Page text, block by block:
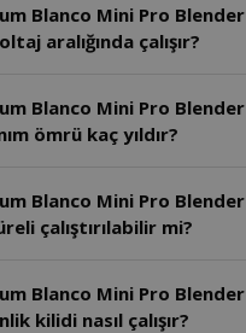
Blanco Mini Pro Blender
aralığında çalışır?
Blanco Mini Pro Blender
ömrü kaç yıldır?
Blanco Mini Pro Blender
çalıştırılabilir mi?
Blanco Mini Pro Blender
kilidi nasıl çalışır?